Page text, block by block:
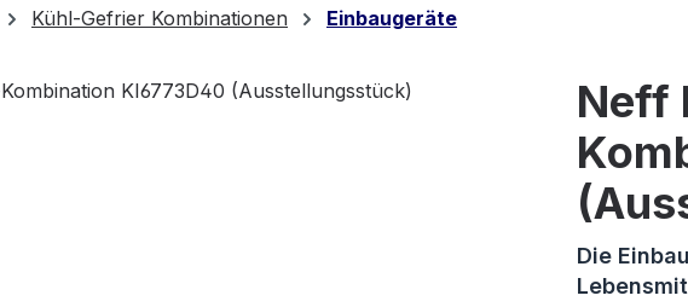
Kühl-Gefrier Kombinationen Einbaugeräte
Neff
Die